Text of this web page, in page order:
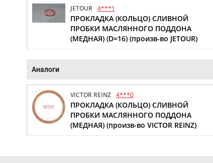
JETOUR 4***1
ПРОКЛАДКА (КОЛЬЦО) СЛИВНОЙ
ПРОБКИ МАСЛЯННОГО ПОДДОНА
(МЕДНАЯ) (D=16) (произв-во JETOUR)
Аналоги
VICTOR REINZ 4***0
ПРОКЛАДКА (КОЛЬЦО) СЛИВНОЙ
ПРОБКИ МАСЛЯННОГО ПОДДОНА
(МЕДНАЯ) (произв-во VICTOR REINZ)